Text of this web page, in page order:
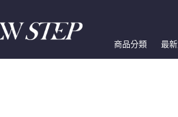
商品分類 最